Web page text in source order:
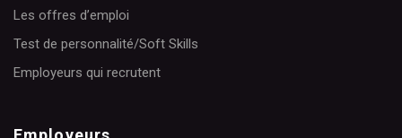
Les offres d’emploi
Test de personnalité/Soft Skills
Employeurs qui recrutent